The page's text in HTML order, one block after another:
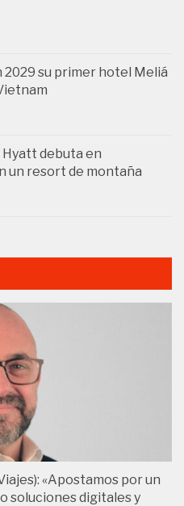
2029 su primer hotel Meliá
debuta en
un resort de montaña
«Apostamos por un
soluciones digitales y